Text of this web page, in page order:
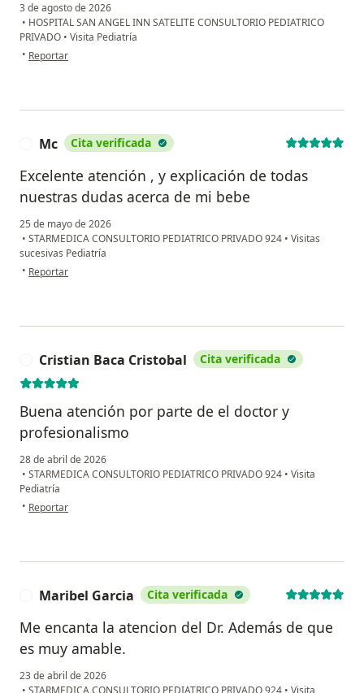
3 de agosto de 2026
• HOSPITAL SAN ANGEL INN SATELITE CONSULTORIO PEDIATRICO
PRIVADO • Visita Pediatría
• en opinión del usuario RG
Reportar
Mc Cita verificada
Excelente atención , y explicación de todas
nuestras dudas acerca de mi bebe
25 de mayo de 2026
• STARMEDICA CONSULTORIO PEDIATRICO PRIVADO 924 • Visitas
sucesivas Pediatría
• en opinión del usuario Mc
Reportar
Cristian Baca Cristobal Cita verificada
Buena atención por parte de el doctor y
profesionalismo
28 de abril de 2026
• STARMEDICA CONSULTORIO PEDIATRICO PRIVADO 924 • Visita
Pediatría
• en opinión del usuario Cristian Baca Cristobal
Reportar
Maribel Garcia Cita verificada
Me encanta la atencion del Dr. Además de que
es muy amable.
23 de abril de 2026
• STARMEDICA CONSULTORIO PEDIATRICO PRIVADO 924 • Visita